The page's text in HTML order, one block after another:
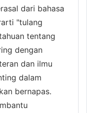
dari bahasa
"tulang
tentang
dengan
dan ilmu
dalam
bernapas.